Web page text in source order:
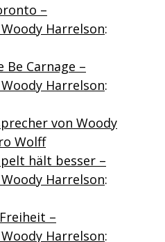
–
Harrelson:
Be Carnage –
Harrelson:
von Woody
Wolff
hält besser –
Harrelson:
–
Harrelson: